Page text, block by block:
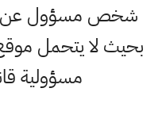
شخص مسؤول عن
بحيث لا يتحمل
مسؤولية